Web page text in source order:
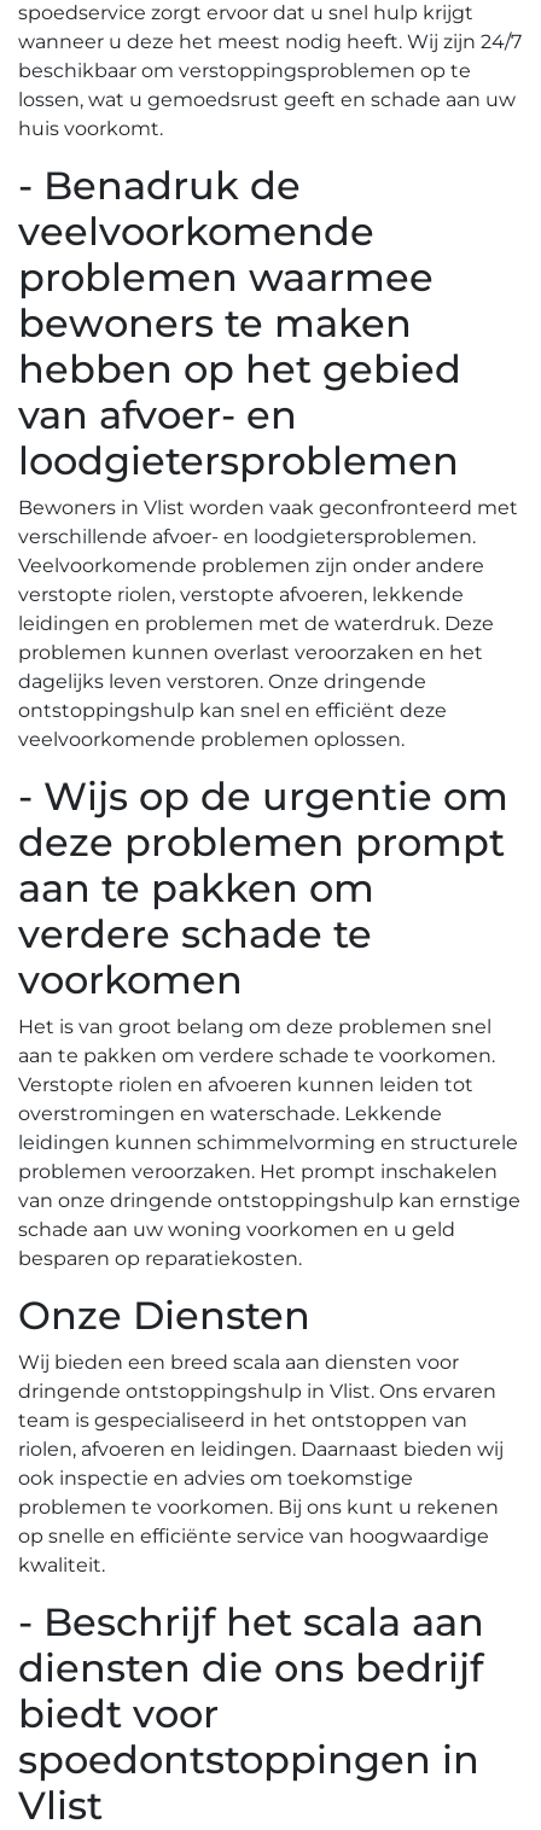
spoedservice zorgt ervoor dat u snel hulp krijgt
wanneer u deze het meest nodig heeft.​ Wij zijn 24/7
beschikbaar om verstoppingsproblemen op te
lossen, wat u gemoedsrust geeft en schade aan uw
huis voorkomt.​
- Benadruk de
veelvoorkomende
problemen waarmee
bewoners te maken
hebben op het gebied
van afvoer- en
loodgietersproblemen
Bewoners in Vlist worden vaak geconfronteerd met
verschillende afvoer- en loodgietersproblemen.​
Veelvoorkomende problemen zijn onder andere
verstopte riolen, verstopte afvoeren, lekkende
leidingen en problemen met de waterdruk.​ Deze
problemen kunnen overlast veroorzaken en het
dagelijks leven verstoren.​ Onze dringende
ontstoppingshulp kan snel en efficiënt deze
veelvoorkomende problemen oplossen.​
- Wijs op de urgentie om
deze problemen prompt
aan te pakken om
verdere schade te
voorkomen
Het is van groot belang om deze problemen snel
aan te pakken om verdere schade te voorkomen.​
Verstopte riolen en afvoeren kunnen leiden tot
overstromingen en waterschade.​ Lekkende
leidingen kunnen schimmelvorming en structurele
problemen veroorzaken. Het prompt inschakelen
van onze dringende ontstoppingshulp kan ernstige
schade aan uw woning voorkomen en u geld
besparen op reparatiekosten.​
Onze Diensten
Wij bieden een breed scala aan diensten voor
dringende ontstoppingshulp in Vlist.​ Ons ervaren
team is gespecialiseerd in het ontstoppen van
riolen, afvoeren en leidingen.​ Daarnaast bieden wij
ook inspectie en advies om toekomstige
problemen te voorkomen.​ Bij ons kunt u rekenen
op snelle en efficiënte service van hoogwaardige
kwaliteit.​
- Beschrijf het scala aan
diensten die ons bedrijf
biedt voor
spoedontstoppingen in
Vlist